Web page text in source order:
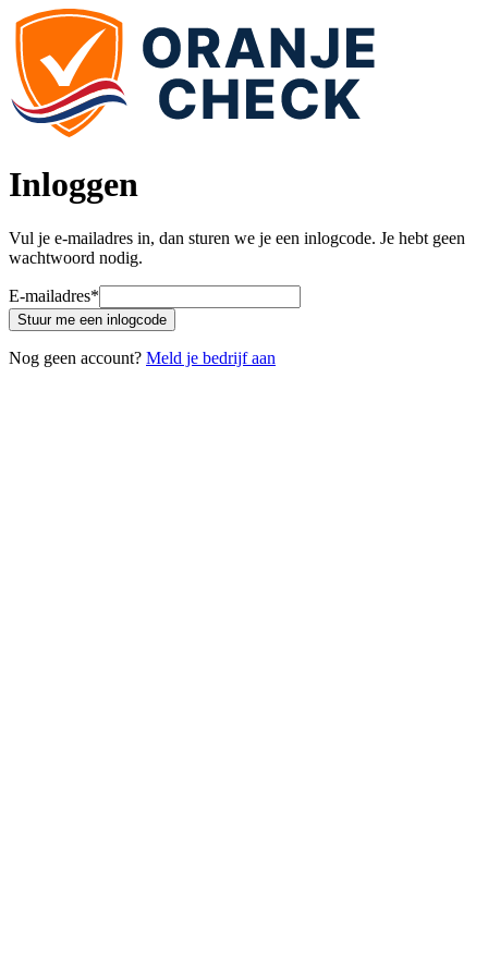
Inloggen
Vul je e-mailadres in, dan sturen we je een inlogcode. Je hebt geen
wachtwoord nodig.
E-mailadres*
Stuur me een inlogcode
Nog geen account? Meld je bedrijf aan